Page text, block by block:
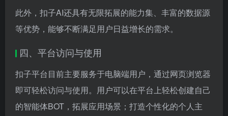
此外，扣子AI还具有无限拓展的能力集、丰富的数据源
等优势，能够不断满足用户日益增长的需求。
四、平台访问与使用
扣子平台目前主要服务于电脑端用户，通过网页浏览器
即可轻松访问与使用。用户可以在平台上轻松创建自己
的智能体BOT，拓展应用场景；打造个性化的个人主